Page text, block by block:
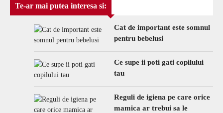
Te-ar mai putea interesa si:
Cat de important este somnul
pentru bebelusi
Ce supe ii poti gati copilului
tau
Reguli de igiena pe care orice
mamica ar trebui sa le